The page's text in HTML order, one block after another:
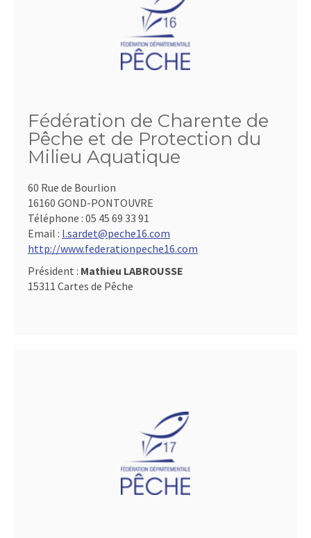
Fédération de Charente de
Pêche et de Protection du
Milieu Aquatique
60 Rue de Bourlion
16160 GOND-PONTOUVRE
Téléphone : 05 45 69 33 91
Email : l.sardet@peche16.com
http://www.federationpeche16.com
Président : Mathieu LABROUSSE
15311 Cartes de Pêche